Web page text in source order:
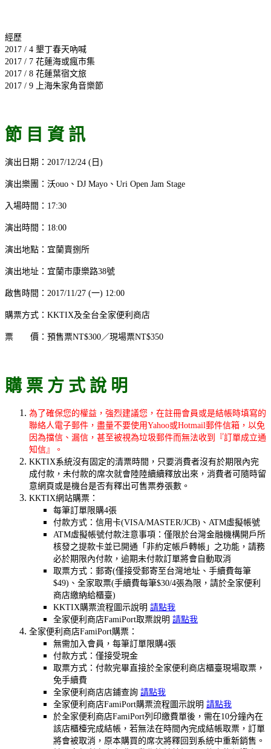
經歷
2017 / 4 墾丁春天吶喊
2017 / 7 花蓮海或瘋市集
2017 / 8 花蓮葉宿文旅
2017 / 9 上海朱家角音樂節
節 目 資 訊
演出日期：2017/12/24 (日)
演出樂團：沃ouo、DJ Mayo、Uri Open Jam Stage
入場時間：17:30
演出時間：18:00
演出地點：宜蘭賣捌所
演出地址：宜蘭市康樂路38號
啟售時間：2017/11/27 (一) 12:00
購票方式：KKTIX及全台全家便利商店
票 價：預售票NT$300／現場票NT$350
購 票 方 式 說 明
為了確保您的權益，強烈建議您，在註冊會員或是結帳時填寫的
聯絡人電子郵件，盡量不要使用Yahoo或Hotmail郵件信箱，以免
因為擋信、漏信，甚至被視為垃圾郵件而無法收到『訂單成立通
知信』。
KKTIX系統沒有固定的清票時間，只要消費者沒有於期限內完
成付款，未付款的席次就會陸陸續續釋放出來，消費者可隨時留
意網頁或是機台是否有釋出可售票券張數。
KKTIX網站購票：
每筆訂單限購4張
付款方式：信用卡(VISA/MASTER/JCB)、ATM虛擬帳號
ATM虛擬帳號付款注意事項：僅限於台灣金融機構開戶所
核發之提款卡並已開通「非約定帳戶轉帳」之功能，請務
必於期限內付款，逾期未付款訂單將會自動取消
取票方式：郵寄(僅接受郵寄至台灣地址、手續費每筆
$49)、全家取票(手續費每筆$30/4張為限，請於全家便利
商店繳納給櫃臺)
KKTIX購票流程圖示說明 請點我
全家便利商店FamiPort取票說明 請點我
全家便利商店FamiPort購票：
無需加入會員，每筆訂單限購4張
付款方式：僅接受現金
取票方式：付款完畢直接於全家便利商店櫃臺現場取票，
免手續費
全家便利商店店鋪查詢 請點我
全家便利商店FamiPort購票流程圖示說明 請點我
於全家便利商店FamiPort列印繳費單後，需在10分鐘內在
該店櫃檯完成結帳，若無法在時間內完成結帳取票，訂單
將會被取消，原本購買的席次將釋回到系統中重新銷售。